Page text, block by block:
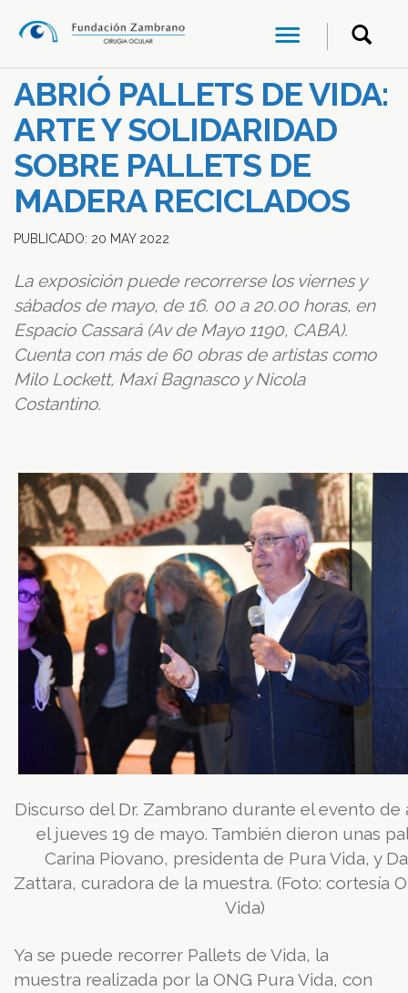
ABRIÓ PALLETS DE VIDA:
ARTE Y SOLIDARIDAD
SOBRE PALLETS DE
MADERA RECICLADOS
PUBLICADO: 20 MAY 2022
La exposición puede recorrerse los viernes y
sábados de mayo, de 16. 00 a 20.00 horas, en
Espacio Cassará (Av de Mayo 1190, CABA).
Cuenta con más de 60 obras de artistas como
Milo Lockett, Maxi Bagnasco y Nicola
Costantino.
Discurso del Dr. Zambrano durante el evento de
el jueves 19 de mayo. También dieron unas
Carina Piovano, presidenta de Pura Vida, y
Zattara, curadora de la muestra. (Foto: cortesía
Vida)
Ya se puede recorrer Pallets de Vida, la
muestra realizada por la ONG Pura Vida, con